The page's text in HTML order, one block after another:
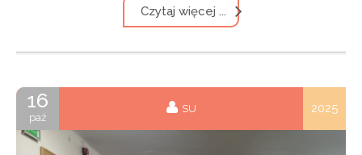
Czytaj więcej ...
16
paź
SU 2025